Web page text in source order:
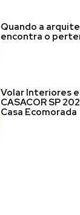
Quando a
encontra o
Volar Interiores
CASACOR SP
Casa Ecomorada